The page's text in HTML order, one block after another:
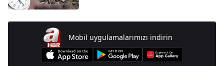
Mobil uygulamalarımızı indirin